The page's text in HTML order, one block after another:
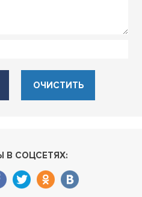
ОЧИСТИТЬ
В СОЦСЕТЯХ: